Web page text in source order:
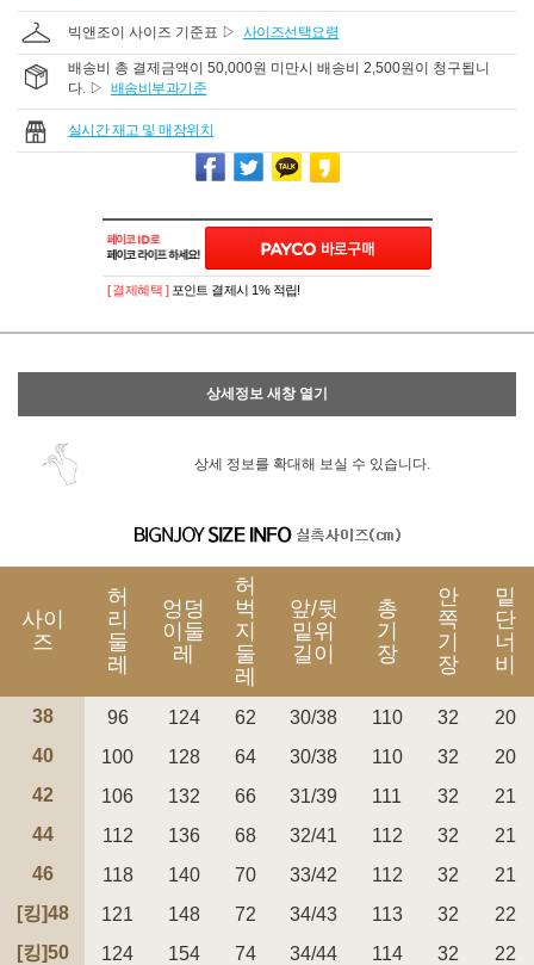
빅앤조이 사이즈 기준표 ▷ 사이즈선택요령
배송비 총 결제금액이 50,000원 미만시 배송비 2,500원이 청구됩니
다. ▷ 배송비부과기준
실시간 재고 및 매장위치
PAYCO 바로구매
[ 결제혜택 ] 포인트 결제시 1% 적립!
상세정보 새창 열기
상세 정보를 확대해 보실 수 있습니다.
사이
즈
허
리
둘
레
엉덩
이둘
레
허
벅
지
둘
레
앞/뒷
밑위
길이
총
기
장
안
쪽
기
장
밑
단
너
비
38 96 124 62 30/38 110 32
20
40
100 128 64 30/38 110 32
20
42
106 132 66 31/39 111 32
21
44
112 136 68 32/41 112 32
21
46
118 140 70 33/42 112 32
21
[킹]48
121 148 72 34/43 113 32
22
[킹]50
124 154 74 34/44 114 32
22